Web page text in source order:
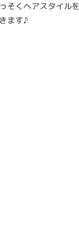
そくヘアスタイルを
ます♪